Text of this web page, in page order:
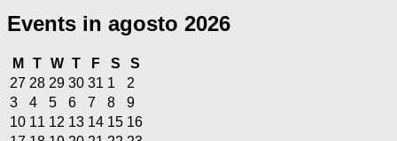
Events in agosto 2026
M lunes
Tmartes
Wmiércoles
Tjueves
Fviernes
Ssábado
Sdomingo
27 julio
27,
2026
28julio
28,
2026
29julio
29,
2026
30julio
30,
2026
31 julio
31,
2026
1 agosto
2026
2
2,
2026
3agosto
3,
2026
4agosto
4,
2026
5agosto
5,
2026
6agosto
6,
2026
7 agosto
7,
2026
8agosto
8,
2026
9agosto
9,
2026
10agosto
10,
11 agosto
11,
12 agosto
12,
13agosto
13,
14agosto
14,
15agosto
15,
16agosto